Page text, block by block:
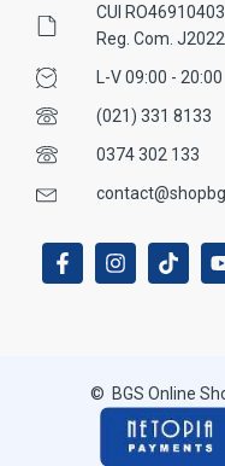
CUI RO46910403
Reg. Com.
L-V 09:00 - 20:00
(021) 331 8133
0374 302 133
© BGS Online